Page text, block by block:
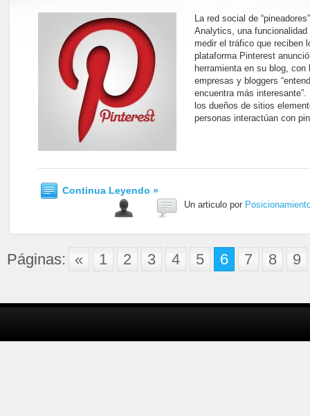
La red social de
Analytics, una
medir el tráfico que reciben
plataforma Pinterest
herramienta en su blog,
empresas y bloggers
encuentra más
los dueños de sitios
personas interactúan con
Continua Leyendo »
Un articulo por
Páginas: « 1 2 3 4 5 6 7 8 9